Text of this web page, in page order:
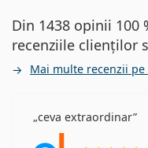
Din 1438 opinii 100
recenziile clienților
Mai multe recenzii
ceva extraordinar